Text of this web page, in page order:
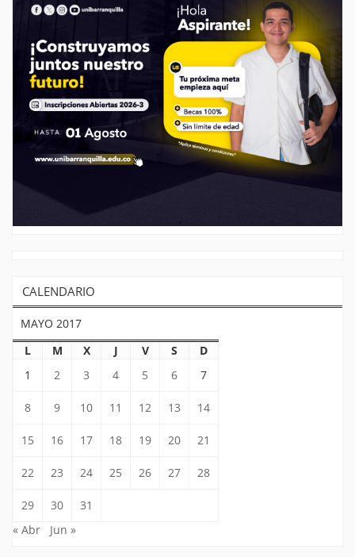
CALENDARIO
MAYO 2017
L
M X J V S
D
1
2 3 4 5 6 7
8 9 10 11 12 13 14
15 16 17 18 19 20 21
22 23 24 25 26 27 28
29 30
31
« Abr
Jun »